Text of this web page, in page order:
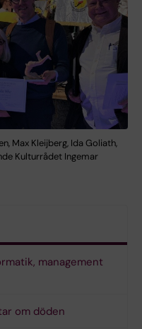
Max Kleijberg, Ida Goliath,
Kulturrådet Ingemar
management
om döden